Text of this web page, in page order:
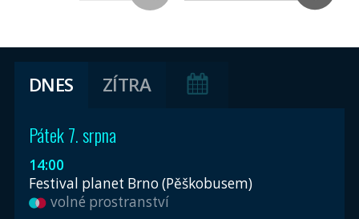
DNES ZÍTRA
Pátek 7. srpna
14:00
Festival planet Brno (Pěškobusem)
volné prostranství